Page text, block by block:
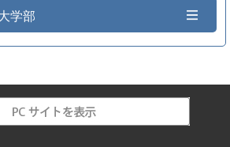
学部